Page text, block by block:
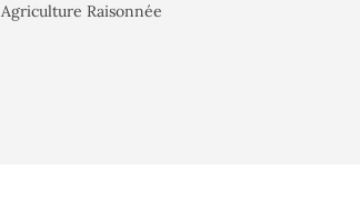
Agriculture Raisonnée